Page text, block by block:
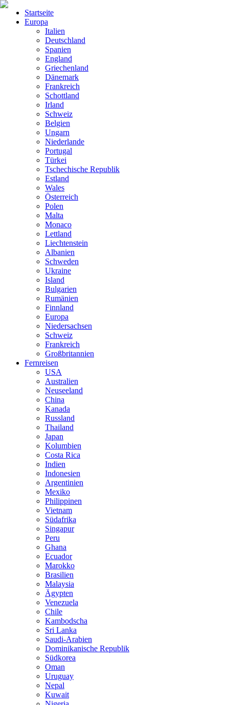
Startseite
Europa
Italien
Deutschland
Spanien
England
Griechenland
Dänemark
Frankreich
Schottland
Irland
Schweiz
Belgien
Ungarn
Niederlande
Portugal
Türkei
Tschechische Republik
Estland
Wales
Österreich
Polen
Malta
Monaco
Lettland
Liechtenstein
Albanien
Schweden
Ukraine
Island
Bulgarien
Rumänien
Finnland
Europa
Niedersachsen
Schweiz
Frankreich
Großbritannien
Fernreisen
USA
Australien
Neuseeland
China
Kanada
Russland
Thailand
Japan
Kolumbien
Costa Rica
Indien
Indonesien
Argentinien
Mexiko
Philippinen
Vietnam
Südafrika
Singapur
Peru
Ghana
Ecuador
Marokko
Brasilien
Malaysia
Ägypten
Venezuela
Chile
Kambodscha
Sri Lanka
Saudi-Arabien
Dominikanische Republik
Südkorea
Oman
Uruguay
Nepal
Kuwait